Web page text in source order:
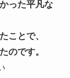
った平凡な
ことで、
のです。